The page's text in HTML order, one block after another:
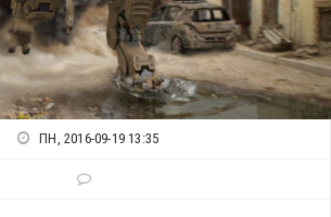
ПН, 2016-09-19 13:35